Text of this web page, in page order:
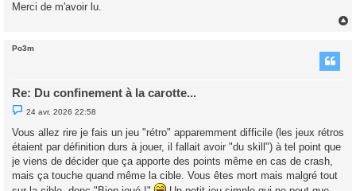
Merci de m'avoir lu.
Po3m
Re: Du confinement à la carotte...
M
e
s
a
e
n
24 avr. 2026 22:58
Vous allez rire je fais un jeu "rétro" apparemment difficile (les jeux rétros
étaient par définition durs à jouer, il fallait avoir "du skill") à tel point que
je viens de décider que ça apporte des points même en cas de crash,
mais ça touche quand même la cible. Vous êtes mort mais malgré tout